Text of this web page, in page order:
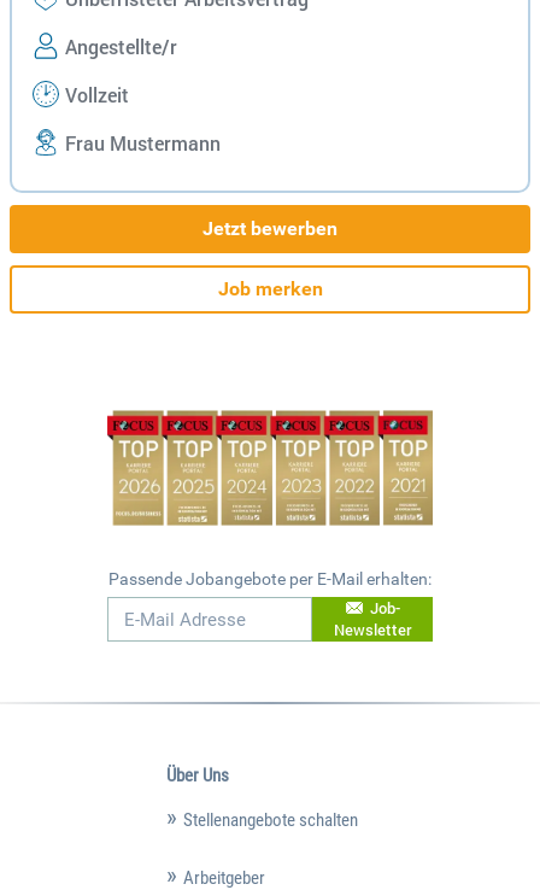
Angestellte/r
Vollzeit
Frau Mustermann
Jetzt bewerben
Job merken
Passende Jobangebote per E-Mail erhalten:
Job-
Newsletter
Über Uns
Stellenangebote schalten
Arbeitgeber